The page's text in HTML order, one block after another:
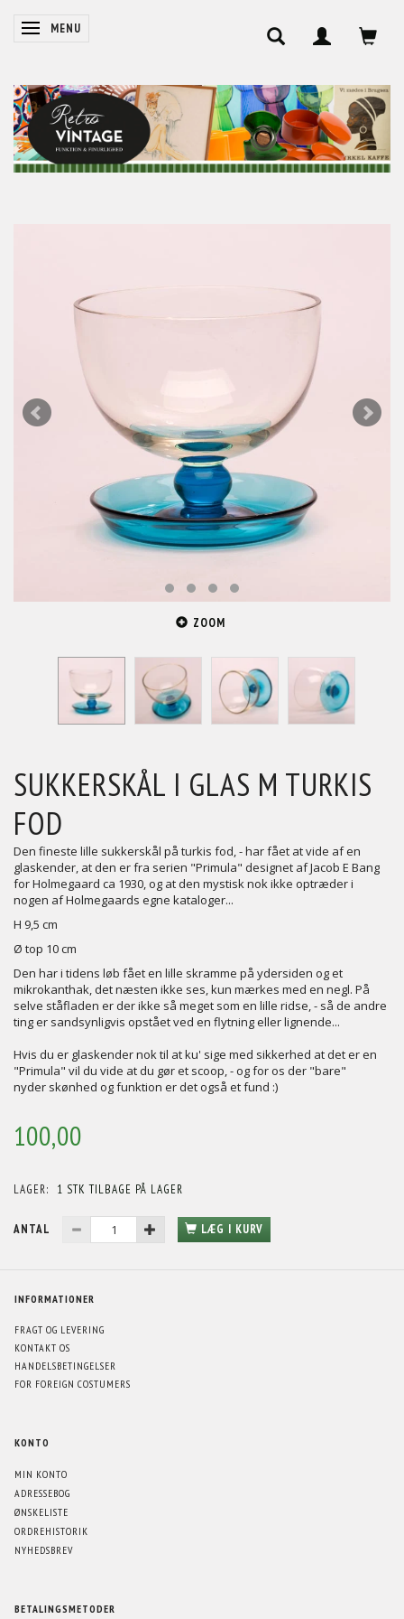
SKIFTE NAVIGATION
MENU
ZOOM
SUKKERSKÅL I GLAS M TURKIS
FOD
Den fineste lille sukkerskål på turkis fod, - har fået at vide af en
glaskender, at den er fra serien "Primula" designet af Jacob E Bang
for Holmegaard ca 1930, og at den mystisk nok ikke optræder i
nogen af Holmegaards egne kataloger...
H 9,5 cm
Ø top 10 cm
Den har i tidens løb fået en lille skramme på ydersiden og et
mikrokanthak, det næsten ikke ses, kun mærkes med en negl. På
selve ståfladen er der ikke så meget som en lille ridse, - så de andre
ting er sandsynligvis opstået ved en flytning eller lignende...
Hvis du er glaskender nok til at ku' sige med sikkerhed at det er en
"Primula" vil du vide at du gør et scoop, - og for os der "bare"
nyder skønhed og funktion er det også et fund :)
100,00
LAGER: 1 STK TILBAGE PÅ LAGER
ANTAL LÆG I KURV
INFORMATIONER
FRAGT OG LEVERING
KONTAKT OS
HANDELSBETINGELSER
FOR FOREIGN COSTUMERS
KONTO
MIN KONTO
ADRESSEBOG
ØNSKELISTE
ORDREHISTORIK
NYHEDSBREV
BETALINGSMETODER